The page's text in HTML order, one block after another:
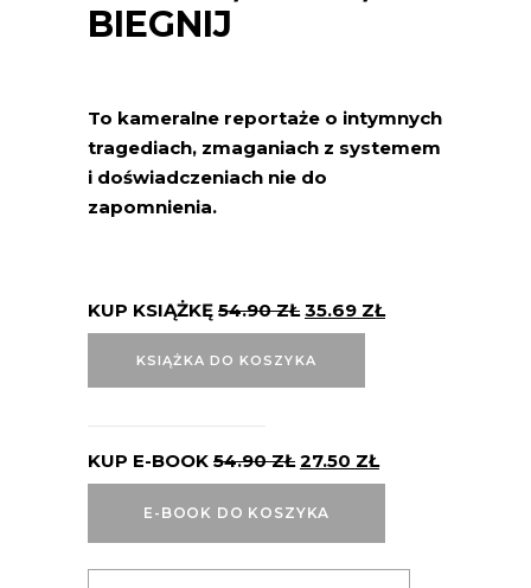
BIEGNIJ
To kameralne reportaże o intymnych
tragediach, zmaganiach z systemem
i doświadczeniach nie do
zapomnienia.
KUP KSIĄŻKĘ 54.90ZŁ 35.69 ZŁ
KSIĄŻKA DO KOSZYKA
KUP E-BOOK 54.90ZŁ 27.50 ZŁ
E-BOOK DO KOSZYKA